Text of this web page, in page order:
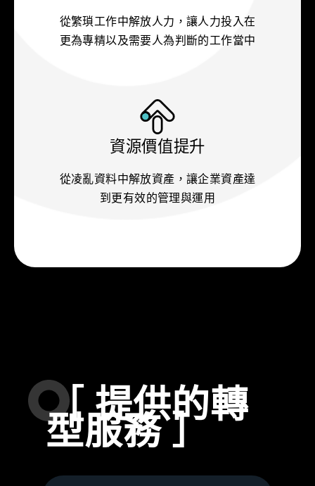
從繁瑣工作中解放人力，讓人力投入在
更為專精以及需要人為判斷的工作當中
資源價值提升
從凌亂資料中解放資產，讓企業資產達
到更有效的管理與運用
［ 提供的轉
型服務 ］